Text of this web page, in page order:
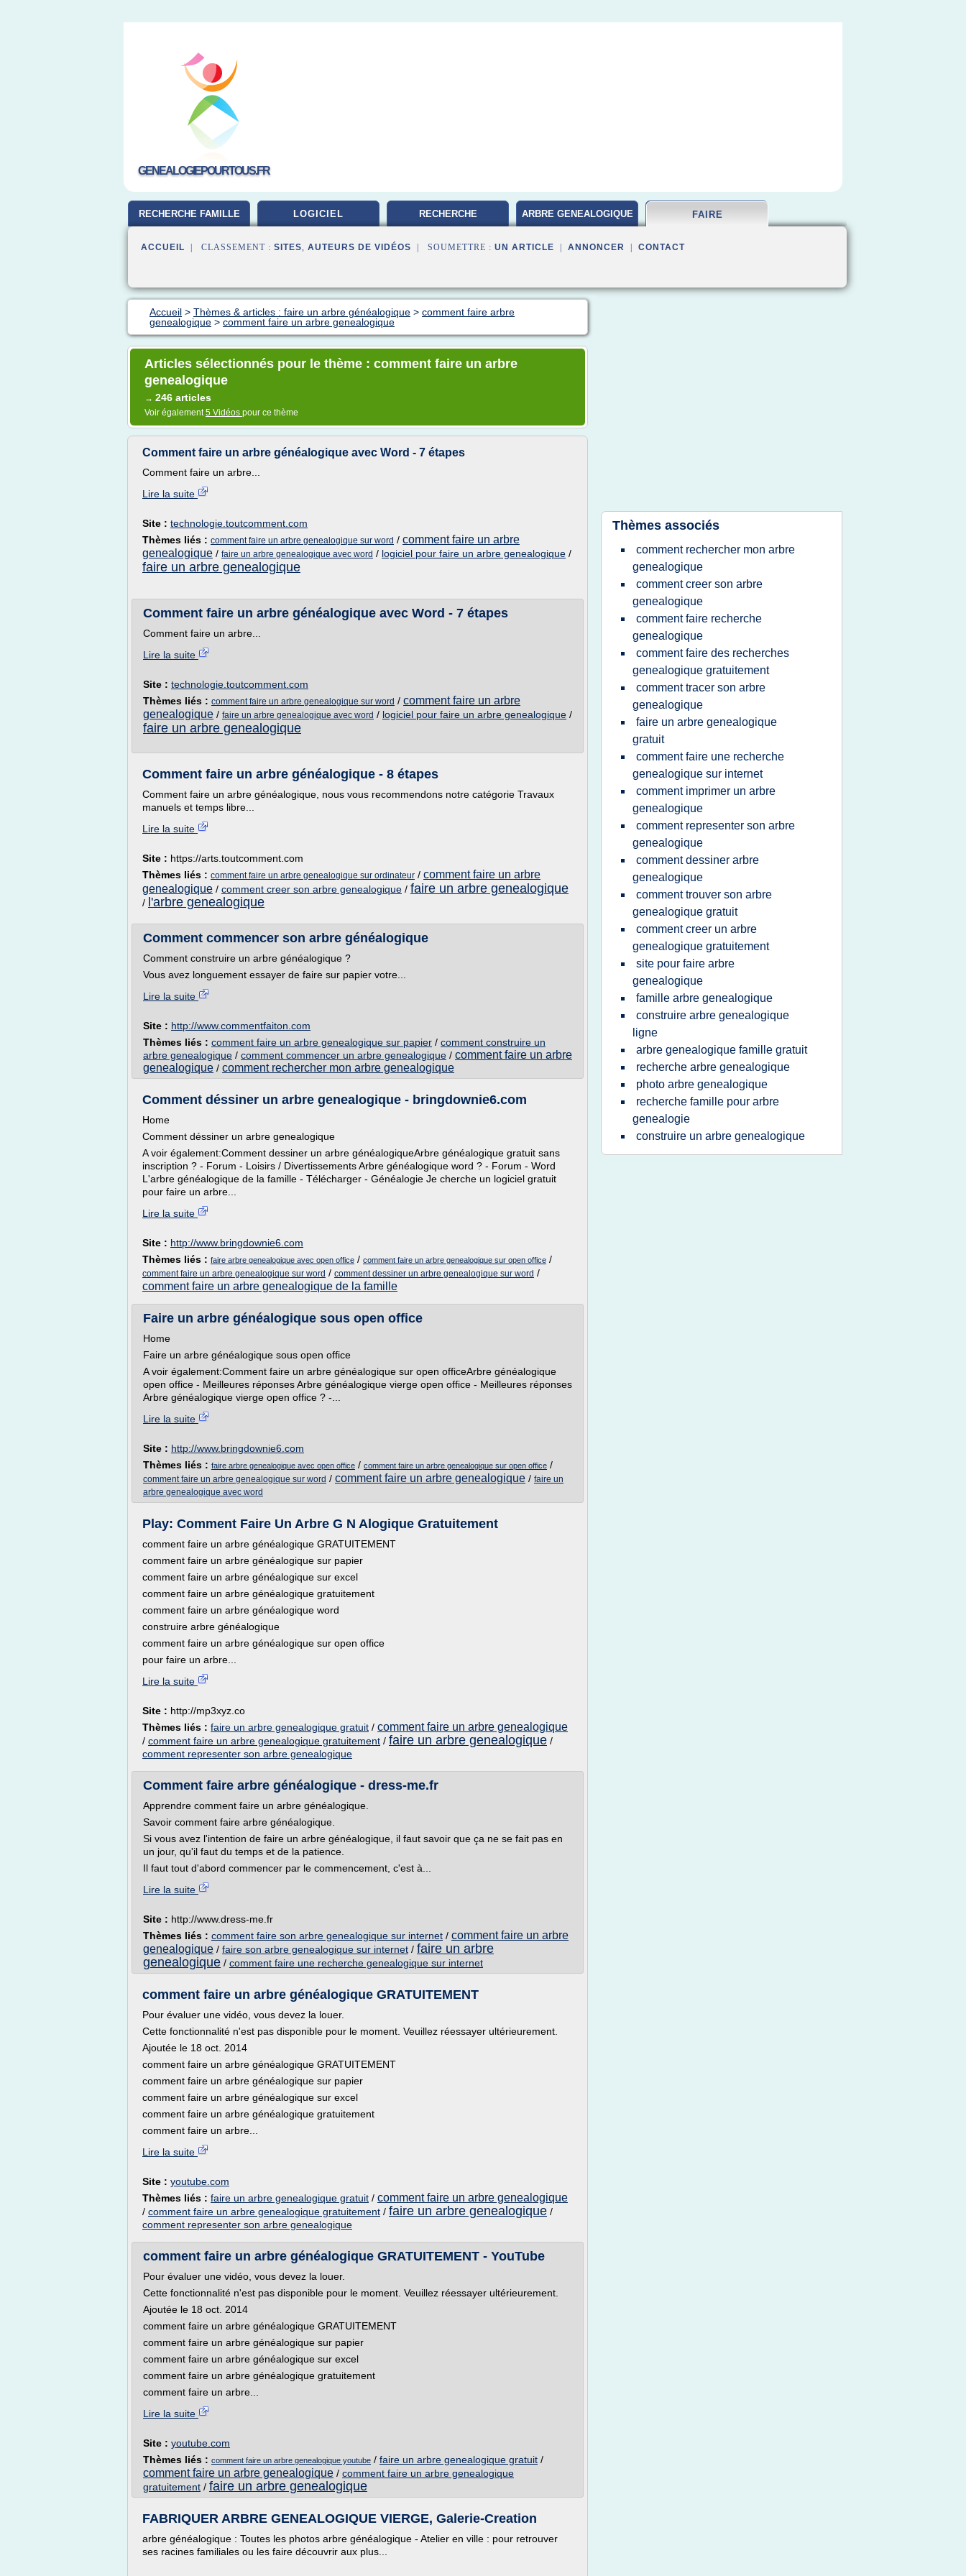
GENEALOGIEPOURTOUS.FR
RECHERCHE FAMILLE LOGICIEL RECHERCHE ARBRE GENEALOGIQUE FAIRE
ACCUEIL | CLASSEMENT : SITES, AUTEURS DE VIDÉOS | SOUMETTRE : UN ARTICLE ANNONCER CONTACT
Accueil > Thèmes & articles : faire un arbre généalogique > comment faire arbre
genealogique > comment faire un arbre genealogique
Articles sélectionnés pour le thème : comment faire un arbre
genealogique
→ 246 articles
Voir également5 Vidéos pour ce thème
Comment faire un arbre généalogique avec Word - 7 étapes
Comment faire un arbre...
Lire la suite
Site : technologie.toutcomment.com
Thèmes liés : comment faire un arbre genealogique sur word / comment faire un arbre
genealogique / faire un arbre genealogique avec word / logiciel pour faire un arbre genealogique /
faire un arbre genealogique
Comment faire un arbre généalogique avec Word - 7 étapes
Comment faire un arbre...
Lire la suite
Site : technologie.toutcomment.com
Thèmes liés : comment faire un arbre genealogique sur word / comment faire un arbre
genealogique / faire un arbre genealogique avec word / logiciel pour faire un arbre genealogique /
faire un arbre genealogique
Comment faire un arbre généalogique - 8 étapes
Comment faire un arbre généalogique, nous vous recommendons notre catégorie Travaux
manuels et temps libre...
Lire la suite
Site : https://arts.toutcomment.com
Thèmes liés : comment faire un arbre genealogique sur ordinateur / comment faire un arbre
genealogique / comment creer son arbre genealogique / faire un arbre genealogique
/ l'arbre genealogique
Comment commencer son arbre généalogique
Comment construire un arbre généalogique ?
Vous avez longuement essayer de faire sur papier votre...
Lire la suite
Site : http://www.commentfaiton.com
Thèmes liés : comment faire un arbre genealogique sur papier / comment construire un
arbre genealogique / comment commencer un arbre genealogique / comment faire un arbre
genealogique / comment rechercher mon arbre genealogique
Comment déssiner un arbre genealogique - bringdownie6.com
Home
Comment déssiner un arbre genealogique
A voir également:Comment dessiner un arbre généalogiqueArbre généalogique gratuit sans
inscription ? - Forum - Loisirs / Divertissements Arbre généalogique word ? - Forum - Word
L'arbre généalogique de la famille - Télécharger - Généalogie Je cherche un logiciel gratuit
pour faire un arbre...
Lire la suite
Site : http://www.bringdownie6.com
Thèmes liés : faire arbre genealogique avec open office / comment faire un arbre genealogique sur open office /
comment faire un arbre genealogique sur word / comment dessiner un arbre genealogique sur word /
comment faire un arbre genealogique de la famille
Faire un arbre généalogique sous open office
Home
Faire un arbre généalogique sous open office
A voir également:Comment faire un arbre généalogique sur open officeArbre généalogique
open office - Meilleures réponses Arbre généalogique vierge open office - Meilleures réponses
Arbre généalogique vierge open office ? -...
Lire la suite
Site : http://www.bringdownie6.com
Thèmes liés : faire arbre genealogique avec open office / comment faire un arbre genealogique sur open office /
comment faire un arbre genealogique sur word / comment faire un arbre genealogique / faire un
arbre genealogique avec word
Play: Comment Faire Un Arbre G N Alogique Gratuitement
comment faire un arbre généalogique GRATUITEMENT
comment faire un arbre généalogique sur papier
comment faire un arbre généalogique sur excel
comment faire un arbre généalogique gratuitement
comment faire un arbre généalogique word
construire arbre généalogique
comment faire un arbre généalogique sur open office
pour faire un arbre...
Lire la suite
Site : http://mp3xyz.co
Thèmes liés : faire un arbre genealogique gratuit / comment faire un arbre genealogique
/ comment faire un arbre genealogique gratuitement / faire un arbre genealogique /
comment representer son arbre genealogique
Comment faire arbre généalogique - dress-me.fr
Apprendre comment faire un arbre généalogique.
Savoir comment faire arbre généalogique.
Si vous avez l'intention de faire un arbre généalogique, il faut savoir que ça ne se fait pas en
un jour, qu'il faut du temps et de la patience.
Il faut tout d'abord commencer par le commencement, c'est à...
Lire la suite
Site : http://www.dress-me.fr
Thèmes liés : comment faire son arbre genealogique sur internet / comment faire un arbre
genealogique / faire son arbre genealogique sur internet / faire un arbre
genealogique / comment faire une recherche genealogique sur internet
comment faire un arbre généalogique GRATUITEMENT
Pour évaluer une vidéo, vous devez la louer.
Cette fonctionnalité n'est pas disponible pour le moment. Veuillez réessayer ultérieurement.
Ajoutée le 18 oct. 2014
comment faire un arbre généalogique GRATUITEMENT
comment faire un arbre généalogique sur papier
comment faire un arbre généalogique sur excel
comment faire un arbre généalogique gratuitement
comment faire un arbre...
Lire la suite
Site : youtube.com
Thèmes liés : faire un arbre genealogique gratuit / comment faire un arbre genealogique
/ comment faire un arbre genealogique gratuitement / faire un arbre genealogique /
comment representer son arbre genealogique
comment faire un arbre généalogique GRATUITEMENT - YouTube
Pour évaluer une vidéo, vous devez la louer.
Cette fonctionnalité n'est pas disponible pour le moment. Veuillez réessayer ultérieurement.
Ajoutée le 18 oct. 2014
comment faire un arbre généalogique GRATUITEMENT
comment faire un arbre généalogique sur papier
comment faire un arbre généalogique sur excel
comment faire un arbre généalogique gratuitement
comment faire un arbre...
Lire la suite
Site : youtube.com
Thèmes liés : comment faire un arbre genealogique youtube / faire un arbre genealogique gratuit /
comment faire un arbre genealogique / comment faire un arbre genealogique
gratuitement / faire un arbre genealogique
FABRIQUER ARBRE GENEALOGIQUE VIERGE, Galerie-Creation
arbre généalogique : Toutes les photos arbre généalogique - Atelier en ville : pour retrouver
ses racines familiales ou les faire découvrir aux plus...
Thèmes associés
comment rechercher mon arbre
genealogique
comment creer son arbre
genealogique
comment faire recherche
genealogique
comment faire des recherches
genealogique gratuitement
comment tracer son arbre
genealogique
faire un arbre genealogique
gratuit
comment faire une recherche
genealogique sur internet
comment imprimer un arbre
genealogique
comment representer son arbre
genealogique
comment dessiner arbre
genealogique
comment trouver son arbre
genealogique gratuit
comment creer un arbre
genealogique gratuitement
site pour faire arbre
genealogique
famille arbre genealogique
construire arbre genealogique
ligne
arbre genealogique famille gratuit
recherche arbre genealogique
photo arbre genealogique
recherche famille pour arbre
genealogie
construire un arbre genealogique